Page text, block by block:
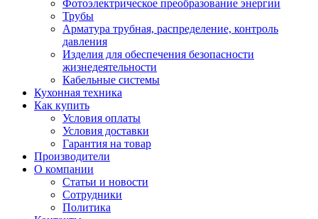
Фотоэлектрическое преобразование энергии
Трубы
Арматура трубная, распределение, контроль
давления
Изделия для обеспечения безопасности
жизнедеятельности
Кабельные системы
Кухонная техника
Как купить
Условия оплаты
Условия доставки
Гарантия на товар
Производители
О компании
Статьи и новости
Сотрудники
Политика